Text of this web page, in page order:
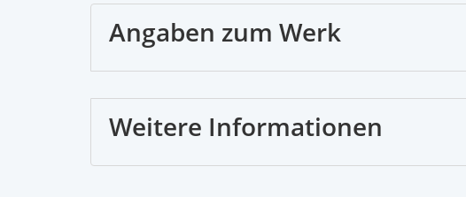
Angaben zum Werk
Weitere Informationen